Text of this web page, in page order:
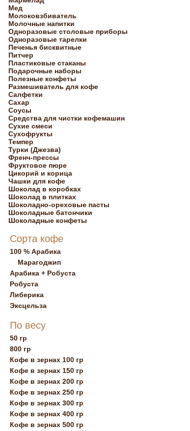
Мед
Молоковзбиватель
Молочные напитки
Одноразовые столовые приборы
Одноразовые тарелки
Печенья бисквитные
Питчер
Пластиковые стаканы
Подарочные наборы
Полезные конфеты
Размешиватель для кофе
Салфетки
Сахар
Соусы
Средства для чистки кофемашин
Сухие смеси
Сухофрукты
Темпер
Турки (Джезва)
Френч-прессы
Фруктовое пюре
Цикорий и корица
Чашки для кофе
Шоколад в коробках
Шоколад в плитках
Шоколадно-ореховые пасты
Шоколадные батончики
Шоколадные конфеты
Сорта кофе
100 % Арабика
Марагоджип
Арабика + Робуста
Робуста
Либерика
Эксцельза
По весу
50 гр
800 гр
Кофе в зернах 100 гр
Кофе в зернах 150 гр
Кофе в зернах 200 гр
Кофе в зернах 250 гр
Кофе в зернах 300 гр
Кофе в зернах 400 гр
Кофе в зернах 500 гр